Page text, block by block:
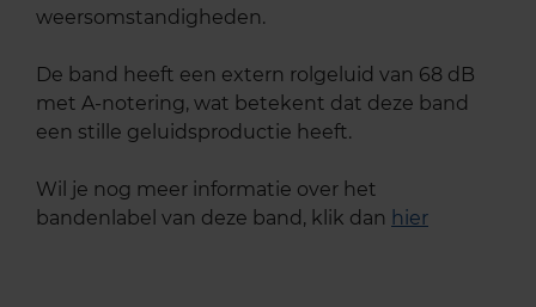
weersomstandigheden.
De band heeft een extern rolgeluid van 68 dB
met A-notering, wat betekent dat deze band
een stille geluidsproductie heeft.
Wil je nog meer informatie over het
bandenlabel van deze band, klik dan hier